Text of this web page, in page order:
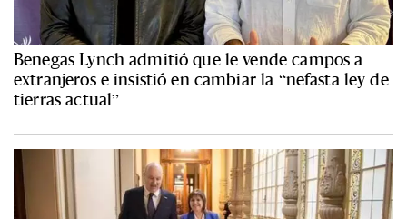
Benegas Lynch admitió que le vende campos a
extranjeros e insistió en cambiar la “nefasta ley de
tierras actual”